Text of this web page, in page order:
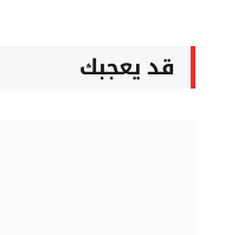
قد يعجبك